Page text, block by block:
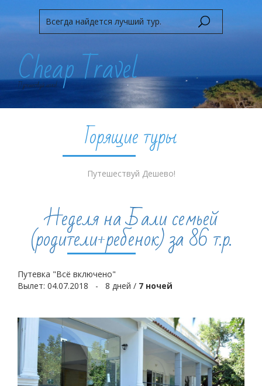
Cheap Travel
Путешествуй легко!
Горящие туры
Путешествуй Дешево!
Неделя на Бали семьей
(родители+ребенок) за 86 т.р.
Путевка "Всё включено"
Вылет: 04.07.2018 - 8 дней / 7 ночей
Горящие туры